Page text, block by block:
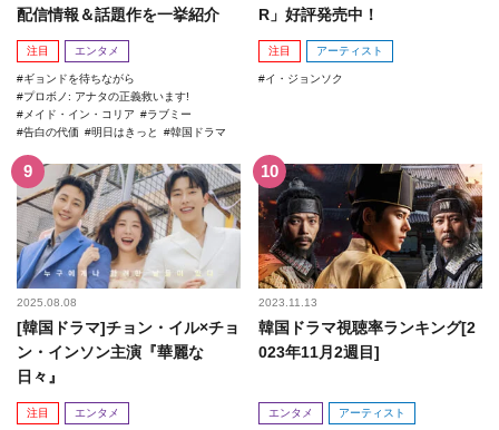
配信情報＆話題作を一挙紹介
注目 エンタメ
ギョンドを待ちながら
プロボノ: アナタの正義救います!
メイド・イン・コリア
ラブミー
告白の代価
明日はきっと 韓国ドラマ
R」好評発売中！
注目 アーティスト
イ・ジョンソク
2025.08.08
[韓国ドラマ]チョン・イル×チョ
ン・インソン主演『華麗な
日々』
注目 エンタメ
2023.11.13
韓国ドラマ視聴率ランキング[2
023年11月2週目]
エンタメ アーティスト